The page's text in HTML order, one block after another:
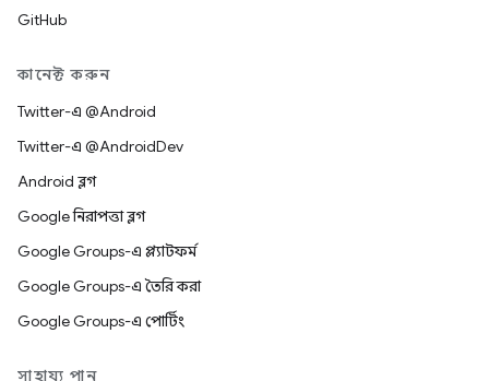
GitHub
কানেক্ট করুন
Twitter-এ @Android
Twitter-এ @AndroidDev
Android ব্লগ
Google নিরাপত্তা ব্লগ
Google Groups-এ প্ল্যাটফর্ম
Google Groups-এ তৈরি করা
Google Groups-এ পোর্টিং
সাহায্য পান